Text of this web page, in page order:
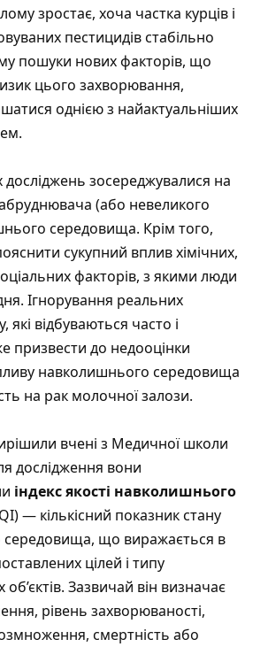
зростає, хоча частка курців і
пестицидів стабільно
пошуки нових факторів, що
цього захворювання,
однією з найактуальніших
зосереджувалися на
(або невеликого
середовища. Крім того,
сукупний вплив хімічних,
факторів, з якими люди
Ігнорування реальних
які відбуваються часто і
призвести до недооцінки
навколишнього середовища
на рак молочної залози.
вчені з Медичної школи
дослідження вони
індекс якості навколишнього
— кількісний показник стану
що виражається в
цілей і типу
Зазвичай він визначає
рівень захворюваності,
смертність або